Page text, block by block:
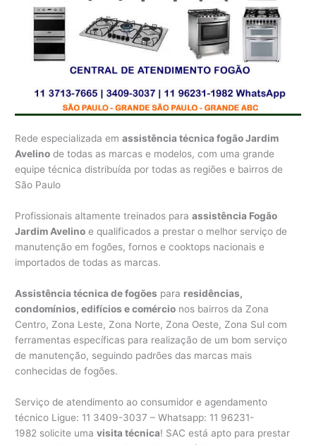
Rede especializada emassistência técnica fogão Jardim
Avelino de todas as marcas e modelos, com uma grande
equipe técnica distribuída por todas as regiões e bairros de
São Paulo
Profissionais altamente treinados paraassistência Fogão
Jardim Avelino e qualificados a prestar o melhor serviço de
manutenção em fogões, fornos e cooktops nacionais e
importados de todas as marcas.
Assistência técnica de fogões para residências,
condomínios, edifícios e comércio nos bairros da Zona
Centro, Zona Leste, Zona Norte, Zona Oeste, Zona Sul com
ferramentas específicas para realização de um bom serviço
de manutenção, seguindo padrões das marcas mais
conhecidas de fogões.
Serviço de atendimento ao consumidor e agendamento
técnico Ligue: 11 3409-3037 – Whatsapp: 11 96231-
1982 solicite umavisita técnica! SAC está apto para prestar